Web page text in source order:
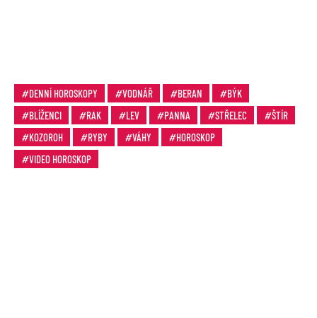
DENNÍ HOROSKOPY VODNÁŘ BERAN
BÝK
BLÍŽENCI
RAK LEV PANNA STŘELEC
ŠTÍR
KOZOROH
RYBY VÁHY
HOROSKOP
VIDEO HOROSKOP